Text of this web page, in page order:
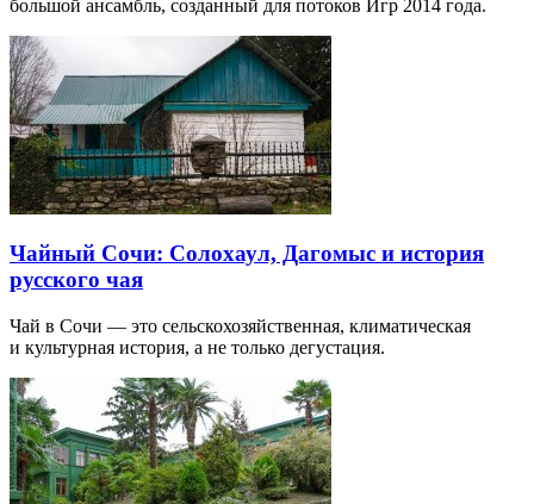
большой ансамбль, созданный для потоков Игр 2014 года.
Чайный Сочи: Солохаул, Дагомыс и история
русского чая
Чай в Сочи — это сельскохозяйственная, климатическая
и культурная история, а не только дегустация.